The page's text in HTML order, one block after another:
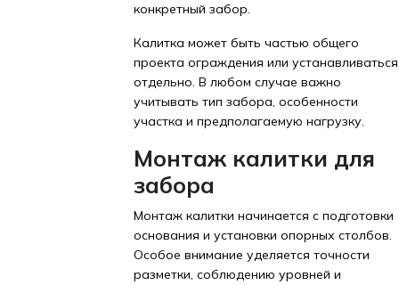
конкретный забор.
Калитка может быть частью общего
проекта ограждения или устанавливаться
отдельно. В любом случае важно
учитывать тип забора, особенности
участка и предполагаемую нагрузку.
Монтаж калитки для
забора
Монтаж калитки начинается с подготовки
основания и установки опорных столбов.
Особое внимание уделяется точности
разметки, соблюдению уровней и